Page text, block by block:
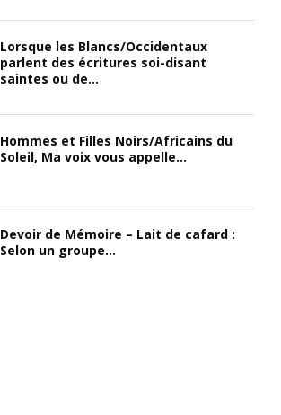
Lorsque les Blancs/Occidentaux
parlent des écritures soi-disant
saintes ou de...
Hommes et Filles Noirs/Africains du
Soleil, Ma voix vous appelle...
Devoir de Mémoire – Lait de cafard :
Selon un groupe...